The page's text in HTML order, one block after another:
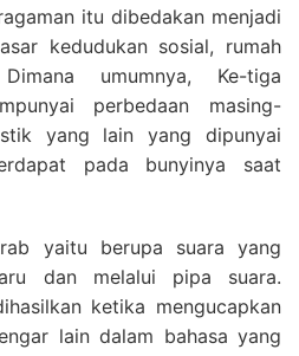
itu dibedakan menjadi
kedudukan sosial, rumah
umumnya, Ke-tiga
perbedaan masing-
yang lain yang dipunyai
pada bunyinya saat
yaitu berupa suara yang
dan melalui pipa suara.
ketika mengucapkan
lain dalam bahasa yang